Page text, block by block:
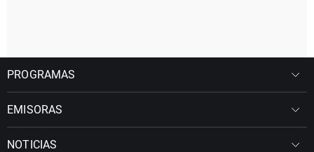
PROGRAMAS
EMISORAS
NOTICIAS